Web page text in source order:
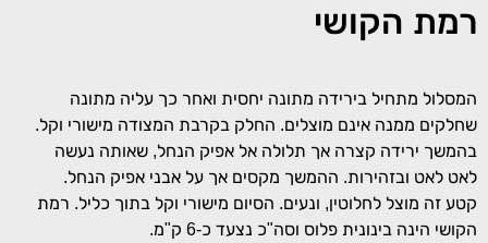
רמת הקושי
המסלול מתחיל בירידה מתונה יחסית ואחר כך עליה מתונה
שחלקים ממנה אינם מוצלים. החלק בקרבת המצודה מישורי וקל.
בהמשך ירידה קצרה אך תלולה אל אפיק הנחל, שאותה נעשה
לאט לאט ובזהירות. ההמשך מקסים אך על אבני אפיק הנחל.
קטע זה מוצל לחלוטין, ונעים. הסיום מישורי וקל בתוך כליל. רמת
הקושי הינה בינונית פלוס וסה"כ נצעד כ-6 ק"מ.